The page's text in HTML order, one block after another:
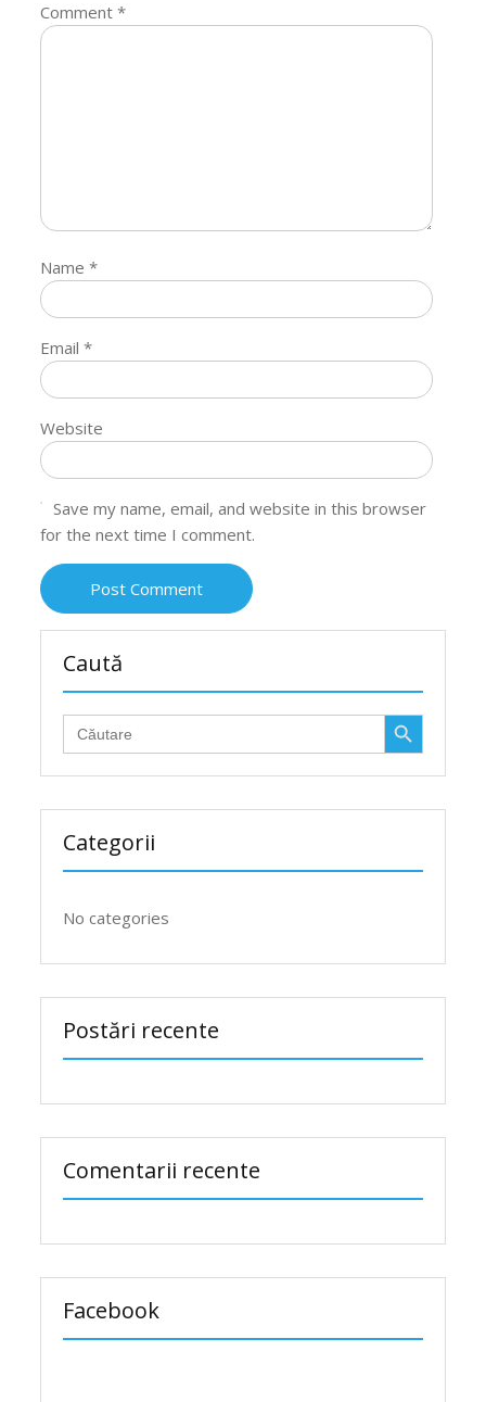
Comment*
Name*
Email*
Website
Save my name, email, and website in this browser
for the next time I comment.
Caută
Search
for:
Search Button
Categorii
No categories
Postări recente
Comentarii recente
Facebook